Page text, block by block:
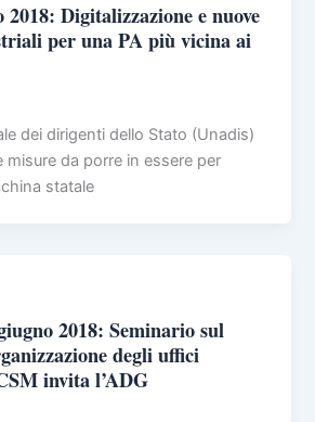
Digitalizzazione e nuove
per una PA più vicina ai
dei dirigenti dello Stato (Unadis)
misure da porre in essere per
statale
2018: Seminario sul
degli uffici
invita l’ADG